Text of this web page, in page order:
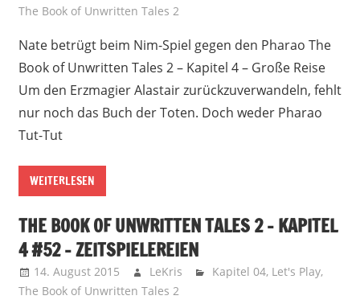
The Book of Unwritten Tales 2
Nate betrügt beim Nim-Spiel gegen den Pharao The
Book of Unwritten Tales 2 – Kapitel 4 – Große Reise
Um den Erzmagier Alastair zurückzuverwandeln, fehlt
nur noch das Buch der Toten. Doch weder Pharao
Tut-Tut
WEITERLESEN
THE BOOK OF UNWRITTEN TALES 2 – KAPITEL
4 #52 – ZEITSPIELEREIEN
14. August 2015 LeKris Kapitel 04, Let's Play,
The Book of Unwritten Tales 2